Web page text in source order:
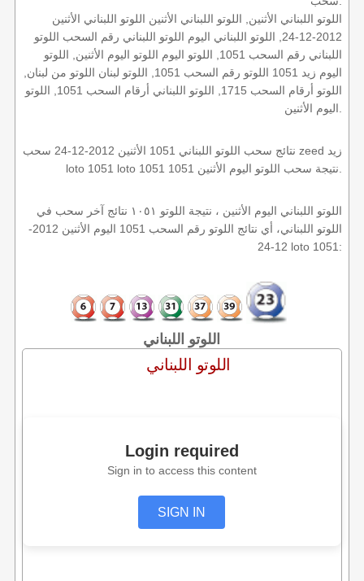
اللوتو اللبناني الأثنين, اللوتو اللبناني الأثنين اللوتو اللبناني الأثنين
2012-12-24, اللوتو اللبناني اليوم اللوتو اللبناني رقم السحب اللوتو
اللبناني رقم السحب 1051, اللوتو اليوم اللوتو اليوم الأثنين, اللوتو
اليوم زيد 1051 اللوتو رقم السحب 1051, اللوتو لبنان اللوتو من لبنان,
اللوتو أرقام السحب 1715, اللوتو اللبناني أرقام السحب 1051, اللوتو
نتائج سحب اللوتو اللبناني 1051 الأثنين 2012-12-24 سحب zeed زيد
اللوتو اللبناني اليوم الأثنين ، نتيجة اللوتو ١٠٥١ نتائج آخر سحب في
اللوتو اللبناني، أي نتائج اللوتو رقم السحب 1051 اليوم الأثنين 2012-
12-24 loto 1051:
اللوتو اللبناني
اللوتو اللبناني
Login required
Sign in to access this content
SIGN IN